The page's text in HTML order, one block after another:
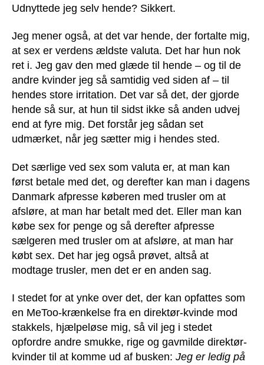
Udnyttede jeg selv hende? Sikkert.
Jeg mener også, at det var hende, der fortalte mig,
at sex er verdens ældste valuta. Det har hun nok
ret i. Jeg gav den med glæde til hende – og til de
andre kvinder jeg så samtidig ved siden af – til
hendes store irritation. Det var så det, der gjorde
hende så sur, at hun til sidst ikke så anden udvej
end at fyre mig. Det forstår jeg sådan set
udmærket, når jeg sætter mig i hendes sted.
Det særlige ved sex som valuta er, at man kan
først betale med det, og derefter kan man i dagens
Danmark afpresse køberen med trusler om at
afsløre, at man har betalt med det. Eller man kan
købe sex for penge og så derefter afpresse
sælgeren med trusler om at afsløre, at man har
købt sex. Det har jeg også prøvet, altså at
modtage trusler, men det er en anden sag.
I stedet for at ynke over det, der kan opfattes som
en MeToo-krænkelse fra en direktør-kvinde mod
stakkels, hjælpeløse mig, så vil jeg i stedet
opfordre andre smukke, rige og gavmilde direktør-
kvinder til at komme ud af busken: Jeg er ledig på